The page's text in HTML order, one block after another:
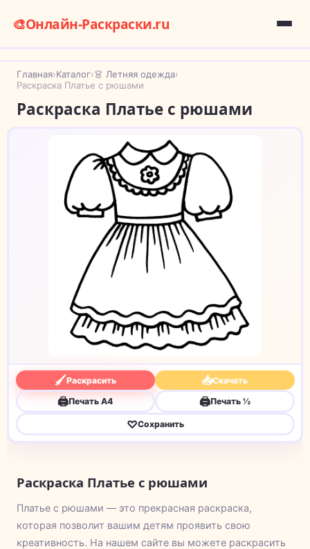
🎨Онлайн-Раскраски.ru
Главная›Каталог›👗 Летняя одежда›
Раскраска Платье с рюшами
Раскраска Платье с рюшами
🖌Раскрасить 📥Скачать
🖨Печать A4 🖨Печать ½
♡Сохранить
Раскраска Платье с рюшами
Платье с рюшами — это прекрасная раскраска,
которая позволит вашим детям проявить свою
креативность. На нашем сайте вы можете раскрасить